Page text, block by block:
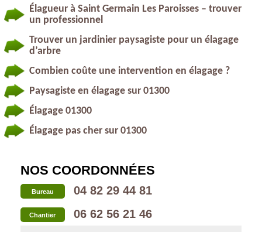
Élagueur à Saint Germain Les Paroisses – trouver
un professionnel
Trouver un jardinier paysagiste pour un élagage
d’arbre
Combien coûte une intervention en élagage ?
Paysagiste en élagage sur 01300
Élagage 01300
Élagage pas cher sur 01300
NOS COORDONNÉES
Bureau 04 82 29 44 81
Chantier 06 62 56 21 46